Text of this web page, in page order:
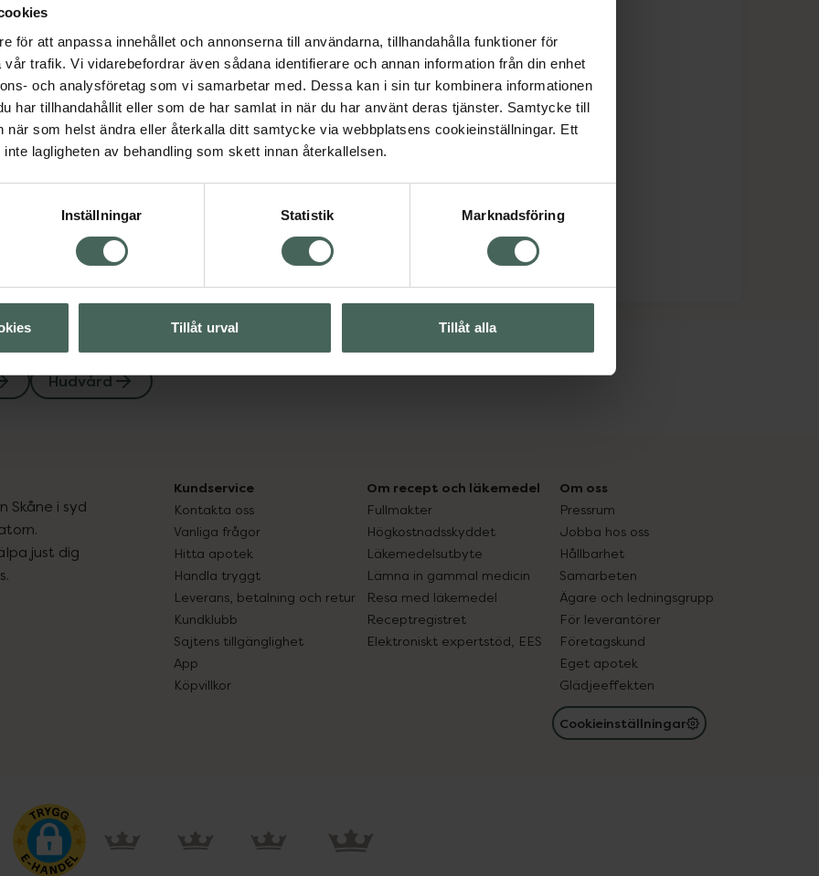
för att anpassa innehållet och annonserna till användarna, tillhandahålla funktioner för
trafik. Vi vidarebefordrar även sådana identifierare och annan information från din enhet
och analysföretag som vi samarbetar med. Dessa kan i sin tur kombinera informationen
har tillhandahållit eller som de har samlat in när du har använt deras tjänster. Samtycke till
när som helst ändra eller återkalla ditt samtycke via webbplatsens cookieinställningar. Ett
lagligheten av behandling som skett innan återkallelsen.
Inställningar Statistik Marknadsföring
Tillåt urval Tillåt alla
Visa
Hudvård
Skåne i syd
just dig
Kundservice
Kontakta oss
Vanliga frågor
Hitta apotek
Handla tryggt
Leverans, betalning och retur
Kundklubb
Sajtens tillgänglighet
App
Köpvillkor
Om recept och läkemedel
Fullmakter
Högkostnadsskyddet
Läkemedelsutbyte
Lämna in gammal medicin
Resa med läkemedel
Receptregistret
Elektroniskt expertstöd, EES
Om oss
Pressrum
Jobba hos oss
Hållbarhet
Samarbeten
Ägare och ledningsgrupp
För leverantörer
Företagskund
Eget apotek
Glädjeeffekten
Cookieinställningar